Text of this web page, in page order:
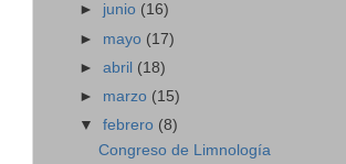
► junio (16)
► mayo (17)
►abril (18)
► marzo (15)
▼febrero (8)
Congreso de Limnología